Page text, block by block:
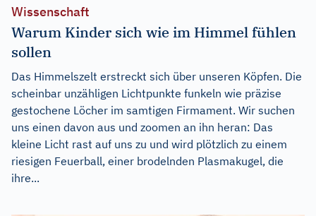
Wissenschaft
Warum Kinder sich wie im Himmel fühlen
sollen
Das Himmelszelt erstreckt sich über unseren Köpfen. Die
scheinbar unzähligen Lichtpunkte funkeln wie präzise
gestochene Löcher im samtigen Firmament. Wir suchen
uns einen davon aus und zoomen an ihn heran: Das
kleine Licht rast auf uns zu und wird plötzlich zu einem
riesigen Feuerball, einer brodelnden Plasmakugel, die
ihre...